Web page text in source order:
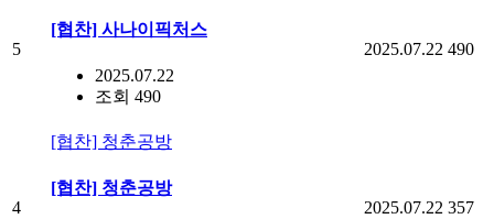
5
[협찬] 사나이픽처스
2025.07.22
조회 490
2025.07.22 490
4
[협찬] 청춘공방
[협찬] 청춘공방
2025.07.22 357